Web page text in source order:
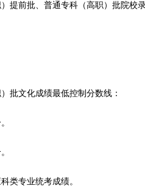
前批、普通专科（高职）批院校
文化成绩最低控制分数线：
专业统考成绩。